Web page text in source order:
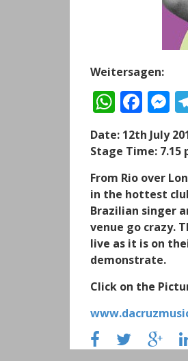
Weitersagen:
W
h
a
ts
A
p
p
F
a
c
b
o
o
k
e
e
n
g
Date: 12th July
Stage Time: 7.15
From Rio over
in the hottest
Brazilian singer
venue go crazy.
live as it is on
demonstrate.
Click on the